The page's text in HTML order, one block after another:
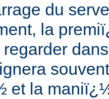
du
la
et la